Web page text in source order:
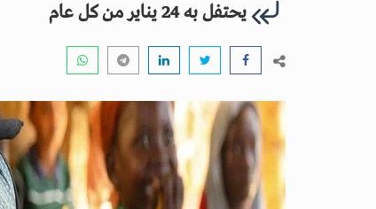
يحتفل به 24 يناير من كل عام